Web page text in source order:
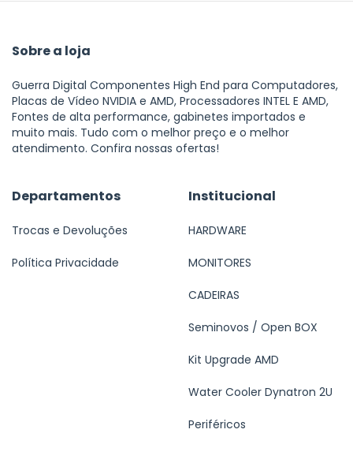
Sobre a loja
Guerra Digital Componentes High End para Computadores,
Placas de Vídeo NVIDIA e AMD, Processadores INTEL E AMD,
Fontes de alta performance, gabinetes importados e
muito mais. Tudo com o melhor preço e o melhor
atendimento. Confira nossas ofertas!
Departamentos
Trocas e Devoluções
Política Privacidade
Institucional
HARDWARE
MONITORES
CADEIRAS
Seminovos / Open BOX
Kit Upgrade AMD
Water Cooler Dynatron 2U
Periféricos